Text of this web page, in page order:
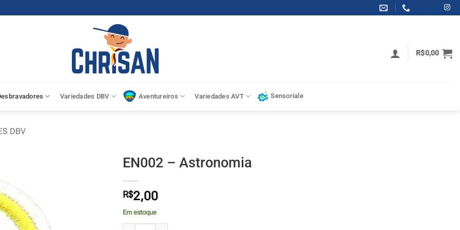
R$0,00
Variedades DBV Aventureiros Variedades AVT Sensoriale
DBV
EN002 – Astronomia
R$2,00
Em estoque